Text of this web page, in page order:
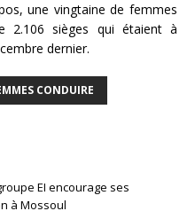
une vingtaine de femmes
sièges qui étaient à
dernier.
CONDUIRE
EI encourage ses
à Mossoul